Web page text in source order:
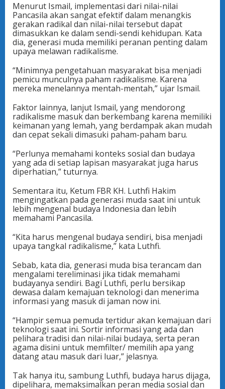
Menurut Ismail, implementasi dari nilai-nilai
Pancasila akan sangat efektif dalam menangkis
gerakan radikal dan nilai-nilai tersebut dapat
dimasukkan ke dalam sendi-sendi kehidupan. Kata
dia, generasi muda memiliki peranan penting dalam
upaya melawan radikalisme.
“Minimnya pengetahuan masyarakat bisa menjadi
pemicu munculnya paham radikalisme. Karena
mereka menelannya mentah-mentah,” ujar Ismail.
Faktor lainnya, lanjut Ismail, yang mendorong
radikalisme masuk dan berkembang karena memiliki
keimanan yang lemah, yang berdampak akan mudah
dan cepat sekali dimasuki paham-paham baru.
“Perlunya memahami konteks sosial dan budaya
yang ada di setiap lapisan masyarakat juga harus
diperhatian,” tuturnya.
Sementara itu, Ketum FBR KH. Luthfi Hakim
mengingatkan pada generasi muda saat ini untuk
lebih mengenal budaya Indonesia dan lebih
memahami Pancasila.
“Kita harus mengenal budaya sendiri, bisa menjadi
upaya tangkal radikalisme,” kata Luthfi.
Sebab, kata dia, generasi muda bisa terancam dan
mengalami tereliminasi jika tidak memahami
budayanya sendiri. Bagi Luthfi, perlu bersikap
dewasa dalam kemajuan teknologi dan menerima
informasi yang masuk di jaman now ini.
“Hampir semua pemuda tertidur akan kemajuan dari
teknologi saat ini. Sortir informasi yang ada dan
pelihara tradisi dan nilai-nilai budaya, serta peran
agama disini untuk memfilter/ memilih apa yang
datang atau masuk dari luar,” jelasnya.
Tak hanya itu, sambung Luthfi, budaya harus dijaga,
dipelihara, memaksimalkan peran media sosial dan